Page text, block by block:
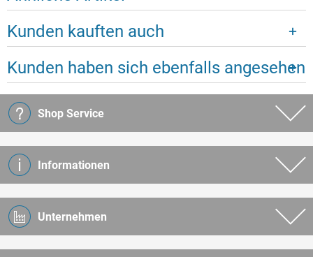
Kunden kauften auch
Kunden haben sich ebenfalls angesehen
Shop Service
Informationen
Unternehmen